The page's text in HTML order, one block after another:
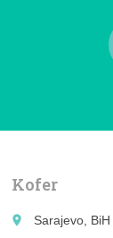
Kofer
place
Sarajevo, BiH